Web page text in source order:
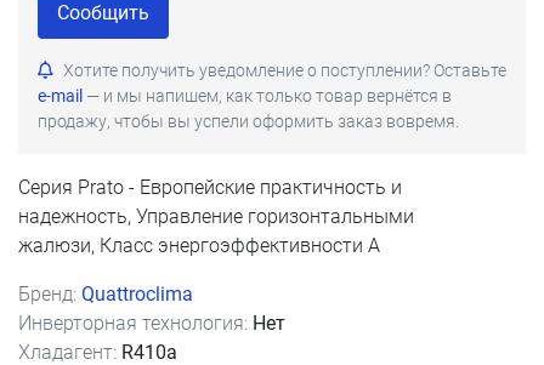
Сообщить
Хотите получить уведомление о поступлении? Оставьте
e-mail — и мы напишем, как только товар вернётся в
продажу, чтобы вы успели оформить заказ вовремя.
Серия Prato - Европейские практичность и
надежность, Управление горизонтальными
жалюзи, Класс энергоэффективности А
Бренд: Quattroclima
Инверторная технология: Нет
Хладагент: R410a